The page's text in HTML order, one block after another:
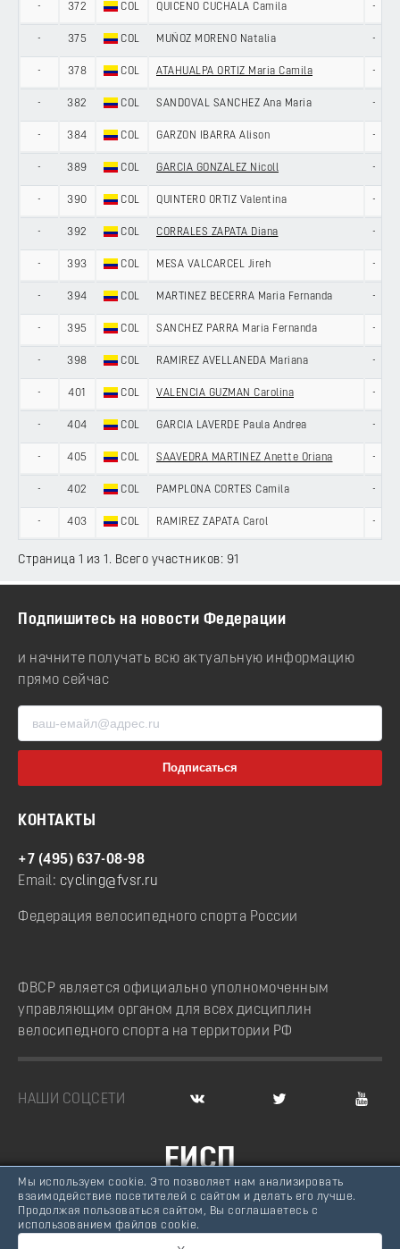
- 372 COL QUICENO CUCHALA Camila -
- 375 COL MUÑOZ MORENO Natalia -
- 378 COL ATAHUALPA ORTIZ Maria Camila -
- 382 COL SANDOVAL SANCHEZ Ana Maria -
- 384 COL GARZON IBARRA Alison -
- 389 COL GARCIA GONZALEZ Nicoll -
- 390 COL QUINTERO ORTIZ Valentina -
- 392 COL CORRALES ZAPATA Diana -
- 393 COL MESA VALCARCEL Jireh -
- 394 COL MARTINEZ BECERRA Maria Fernanda -
- 395 COL SANCHEZ PARRA Maria Fernanda -
- 398 COL RAMIREZ AVELLANEDA Mariana -
- 401 COL VALENCIA GUZMAN Carolina -
- 404 COL GARCIA LAVERDE Paula Andrea -
- 405 COL SAAVEDRA MARTINEZ Anette Oriana -
- 402 COL PAMPLONA CORTES Camila -
- 403 COL RAMIREZ ZAPATA Carol -
Страница 1 из 1. Всего участников: 91
Подпишитесь на новости Федерации
и начните получать всю актуальную информацию
прямо сейчас
КОНТАКТЫ
+7 (495) 637-08-98
Email: cycling@fvsr.ru
Федерация велосипедного спорта России
ФВСР является официально уполномоченным
управляющим органом для всех дисциплин
велосипедного спорта на территории РФ
НАШИ СОЦСЕТИ
ЕИСП
ВЕЛОСПОРТ РОССИИ
© Федерация велосипедного спорта России, 2007 -
2026
Мы используем cookie. Это позволяет нам анализировать
взаимодействие посетителей с сайтом и делать его лучше.
Продолжая пользоваться сайтом, Вы соглашаетесь с
использованием файлов cookie.